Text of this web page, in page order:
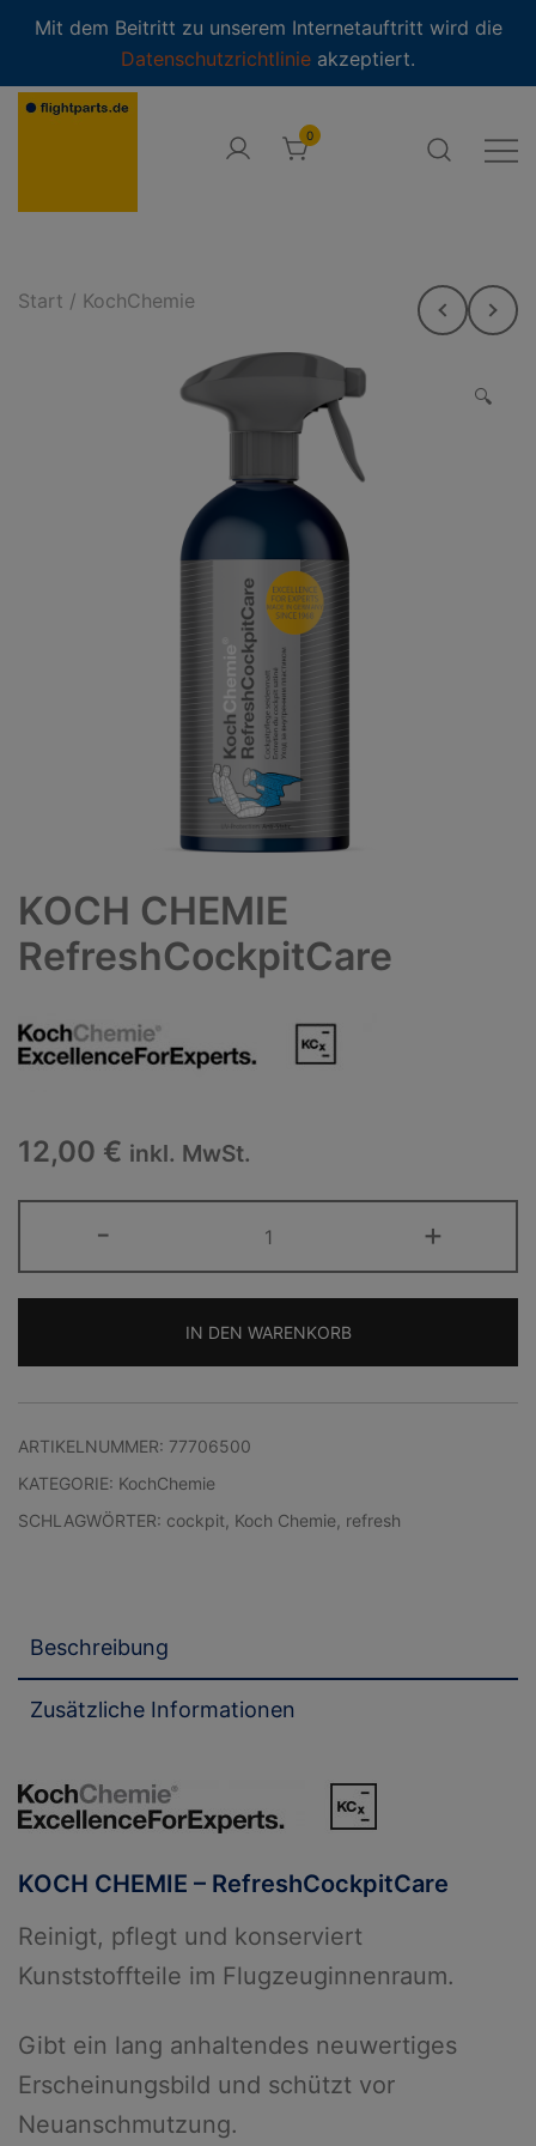
Mit dem Beitritt zu unserem Internetauftritt wird die
Datenschutzrichtlinie akzeptiert.
Zum
0
Start / KochChemie
🔍
KOCH CHEMIE
RefreshCockpitCare
12,00 € inkl. MwSt.
-
CHEMIE
RefreshCockpitCare
+
IN DEN WARENKORB
Alternative:
ARTIKELNUMMER: 77706500
KATEGORIE: KochChemie
SCHLAGWÖRTER: cockpit Koch Chemie refresh
Beschreibung
Zusätzliche Informationen
KOCH CHEMIE – RefreshCockpitCare
Reinigt, pflegt und konserviert
Kunststoffteile im Flugzeuginnenraum.
Gibt ein lang anhaltendes neuwertiges
Erscheinungsbild und schützt vor
Neuanschmutzung.
modal-check